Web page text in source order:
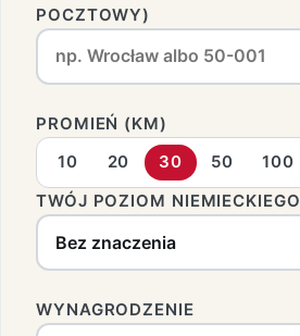
POCZTOWY)
PROMIEŃ (KM)
10
20 30 50 100
TWÓJ POZIOM NIEMIECKIEGO
WYNAGRODZENIE